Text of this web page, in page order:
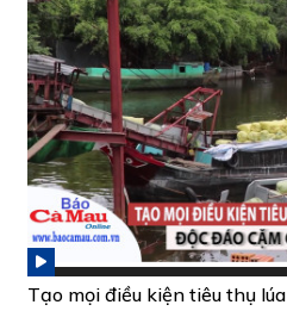
Tạo mọi điều kiện tiêu thụ lúa